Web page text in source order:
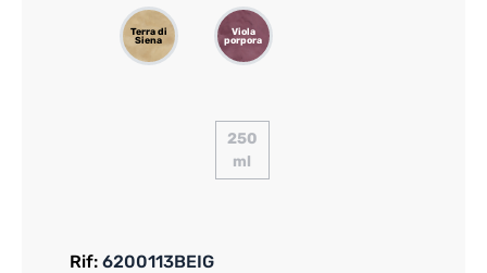
Rif: 6200113BEIG
250
ml
Terra di
Siena
Viola
porpora